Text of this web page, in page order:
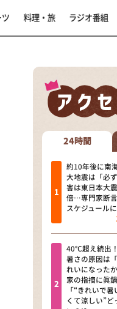
なるみ
相席食
これ余
～人
～ や
探偵
news
河合
「な
かえ
料理・旅 ラジオ番組
24時間
約10年後に南
大地震は「必
害は東日本大
倍…専門家断
スケジュール
40℃超え続出
暑さの原因は
れいになった
家の指摘に眞
「“きれいで
くて涼しい”ど